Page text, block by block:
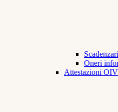
Oneri
Attestazioni